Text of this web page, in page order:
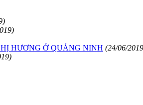
HƯƠNG Ở QUẢNG NINH (24/06/